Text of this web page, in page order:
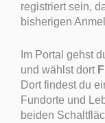
registriert sein,
bisherigen
Im Portal gehst
und wählst dort
Dort findest du
Fundorte und
beiden